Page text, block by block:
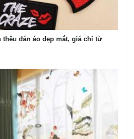
dán áo đẹp mắt, giá chỉ từ